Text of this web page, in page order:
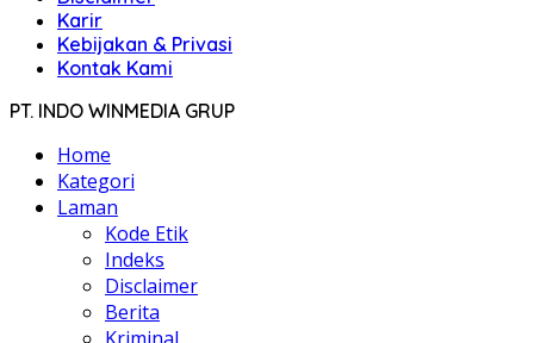
Karir
Kebijakan & Privasi
Kontak Kami
PT. INDO WINMEDIA GRUP
Home
Kategori
Laman
Kode Etik
Indeks
Disclaimer
Berita